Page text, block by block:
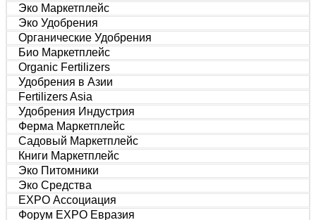
Эко Маркетплейс
Эко Удобрения
Органические Удобрения
Био Маркетплейс
Organic Fertilizers
Удобрения в Азии
Fertilizers Asia
Удобрения Индустрия
Ферма Маркетплейс
Садовый Маркетплейс
Книги Маркетплейс
Эко Питомники
Эко Средства
EXPO Ассоциация
Форум EXPO Евразия